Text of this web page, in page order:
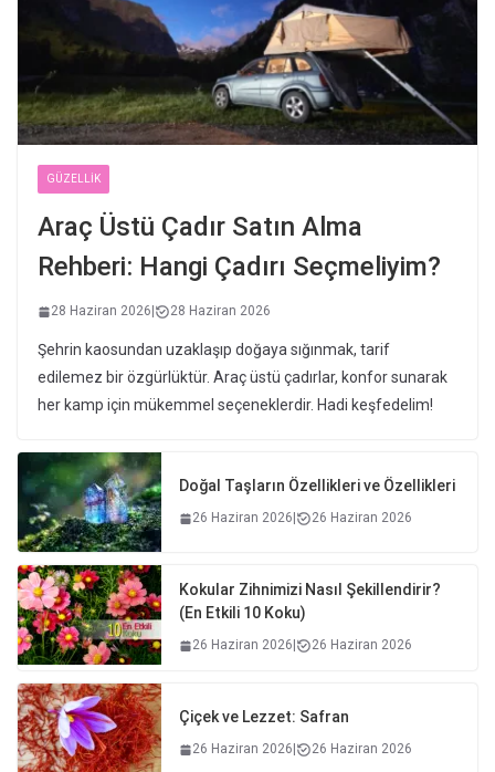
GÜZELLIK
Araç Üstü Çadır Satın Alma
Rehberi: Hangi Çadırı Seçmeliyim?
28 Haziran 2026 28 Haziran 2026
Şehrin kaosundan uzaklaşıp doğaya sığınmak, tarif
edilemez bir özgürlüktür. Araç üstü çadırlar, konfor sunarak
her kamp için mükemmel seçeneklerdir. Hadi keşfedelim!
Doğal Taşların Özellikleri ve Özellikleri
26 Haziran 2026 26 Haziran 2026
Kokular Zihnimizi Nasıl Şekillendirir?
(En Etkili 10 Koku)
26 Haziran 2026 26 Haziran 2026
Çiçek ve Lezzet: Safran
26 Haziran 2026 26 Haziran 2026